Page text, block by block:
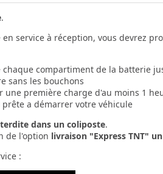
.
service à réception, vous devrez
chaque compartiment de la batterie
sans les bouchons
première charge d'au moins 1
a démarrer votre véhicule
dans un coliposte.
de l'option livraison "Express TNT"
: